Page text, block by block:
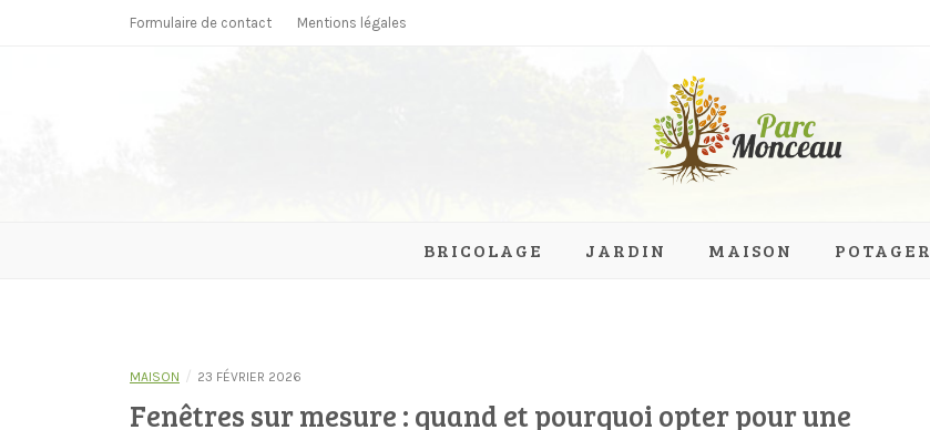
Formulaire de contact Mentions légales
parcmonceau.org
BRICOLAGE JARDIN MAISON POTAGER
MAISON / 23 FÉVRIER 2026
Fenêtres sur mesure : quand et pourquoi opter pour une